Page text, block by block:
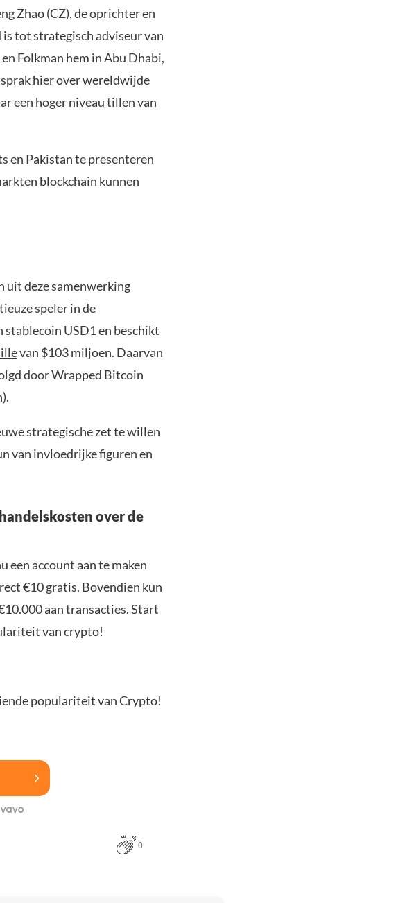
Zhao(CZ), de oprichter en
is tot strategisch adviseur van
Folkman hem in Abu Dhabi,
hier over wereldwijde
een hoger niveau tillen van
en Pakistan te presenteren
blockchain kunnen
uit deze samenwerking
speler in de
USD1 en beschikt
van $103 miljoen. Daarvan
door Wrapped Bitcoin
strategische zet te willen
van invloedrijke figuren en
over de
een account aan te maken
€10 gratis. Bovendien kun
aan transacties. Start
van crypto!
populariteit van Crypto!
0